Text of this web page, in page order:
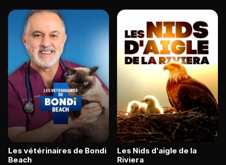
Les vétérinaires de Bondi
Beach
Les Nids d'aigle de la
Riviera